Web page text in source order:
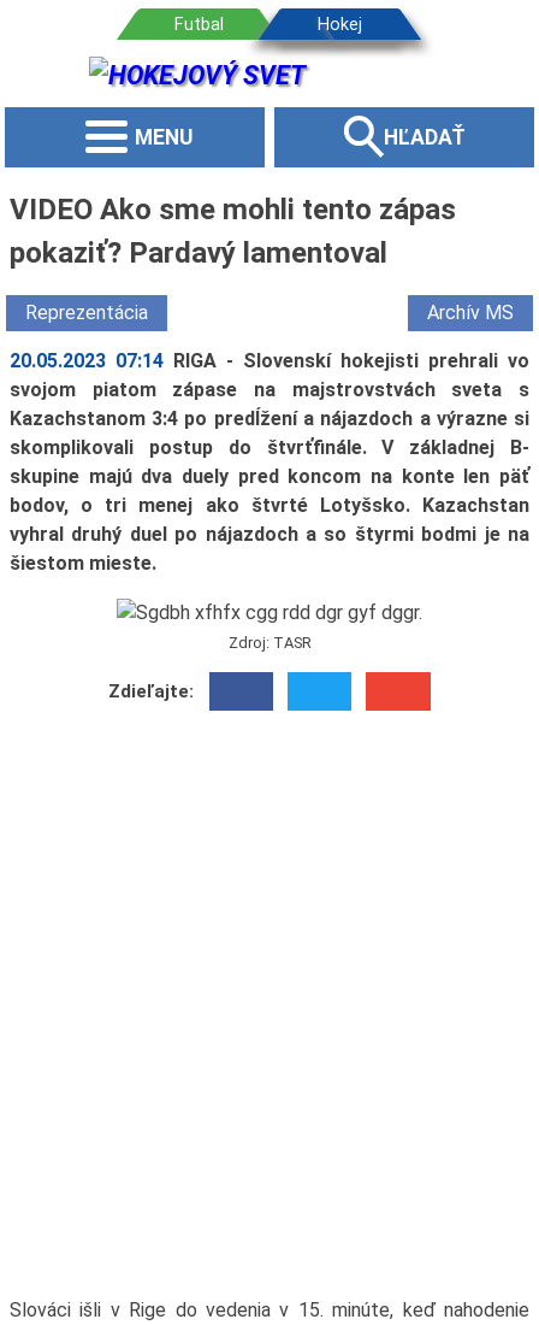
MENU HĽADAŤ
VIDEO Ako sme mohli tento zápas
pokaziť? Pardavý lamentoval
Reprezentácia Archív MS
20.05.2023 07:14 RIGA - Slovenskí hokejisti prehrali vo
svojom piatom zápase na majstrovstvách sveta s
Kazachstanom 3:4 po predĺžení a nájazdoch a výrazne si
skomplikovali postup do štvrťfinále. V základnej B-
skupine majú dva duely pred koncom na konte len päť
bodov, o tri menej ako štvrté Lotyšsko. Kazachstan
vyhral druhý duel po nájazdoch a so štyrmi bodmi je na
šiestom mieste.
Zdroj: TASR
Zdieľajte:
Slováci išli v Rige do vedenia v 15. minúte, keď nahodenie